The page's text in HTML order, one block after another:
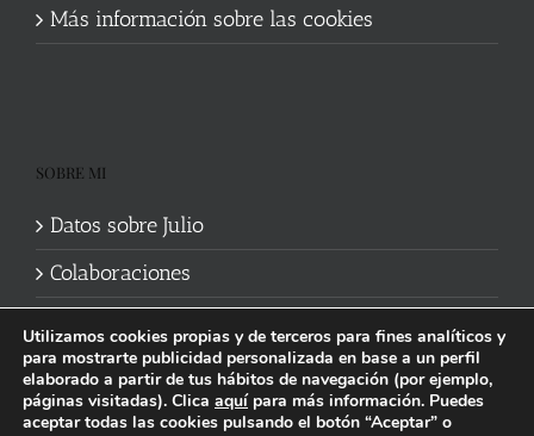
Más información sobre las cookies
SOBRE MI
Datos sobre Julio
Colaboraciones
Utilizamos cookies propias y de terceros para fines analíticos y
para mostrarte publicidad personalizada en base a un perfil
elaborado a partir de tus hábitos de navegación (por ejemplo,
páginas visitadas). Clica aquípara más información. Puedes
aceptar todas las cookies pulsando el botón “Aceptar” o